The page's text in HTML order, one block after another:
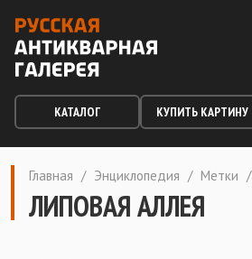
КАТАЛОГ КУПИТЬ КАРТИНУ
Главная / Энциклопедия / Метки /
ЛИПОВАЯ АЛЛЕЯ